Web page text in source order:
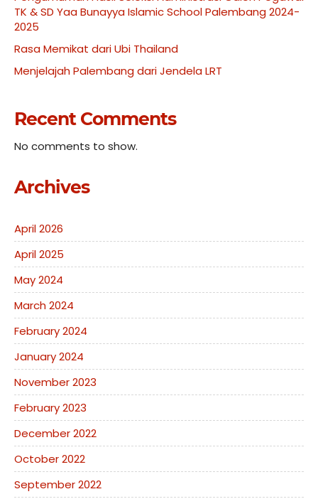
TK & SD Yaa Bunayya Islamic School Palembang 2024-
2025
Rasa Memikat dari Ubi Thailand
Menjelajah Palembang dari Jendela LRT
Recent Comments
No comments to show.
Archives
April 2026
April 2025
May 2024
March 2024
February 2024
January 2024
November 2023
February 2023
December 2022
October 2022
September 2022